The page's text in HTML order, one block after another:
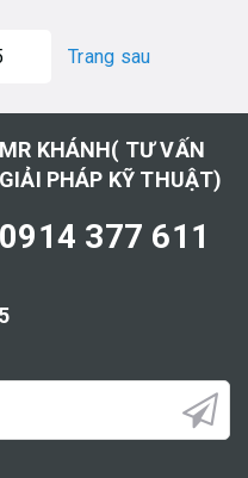
Trang sau
MR KHÁNH( TƯ VẤN
GIẢI PHÁP KỸ THUẬT)
0914 377 611